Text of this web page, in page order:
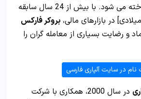
فارکس در دنیا شناخته می شود. با بیش از 24 سال سابقه
بروکر فارکس
و رضایت بسیاری از معامله گران را
نام در سایت آلپاری فارسی
در سال 2000، همکاری با شرکت